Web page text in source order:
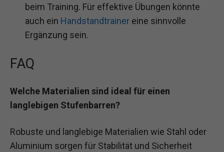
beim Training. Für effektive Übungen könnte
auch ein Handstandtrainer eine sinnvolle
Ergänzung sein.
FAQ
Welche Materialien sind ideal für einen
langlebigen Stufenbarren?
Robuste und langlebige Materialien wie Stahl oder
Aluminium sorgen für Stabilität und Sicherheit